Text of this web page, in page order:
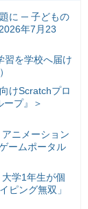
に ─ 子どもの
年7月23
習を学校へ届け
けScratchプロ
プ』＞
ニメーション
ームポータル
学1年生が個
ピング無双」